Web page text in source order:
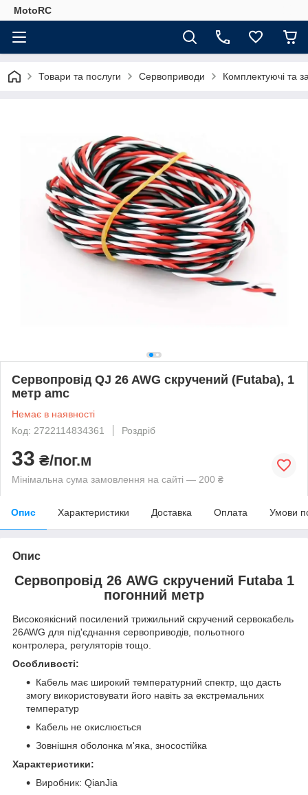
MotoRC
Товари та послуги Сервоприводи Комплектуючі та
Сервопровід QJ 26 AWG скручений (Futaba), 1
метр amc
Немає в наявності
Код: 2722114834361
Роздріб
33 ₴/пог.м
Мінімальна сума замовлення на сайті — 200 ₴
Опис Характеристики Доставка Оплата Умови
Опис
Сервопровід 26 AWG скручений Futaba 1
погонний метр
Високоякісний посилений трижильний скручений сервокабель
26AWG для під'єднання сервоприводів, польотного
контролера, регуляторів тощо.
Особливості:
Кабель має широкий температурний спектр, що дасть
змогу використовувати його навіть за екстремальних
температур
Кабель не окислюється
Зовнішня оболонка м'яка, зносостійка
Характеристики:
Виробник: QianJia